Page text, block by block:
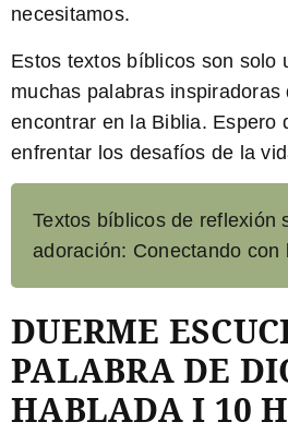
necesitamos.
Estos textos bíblicos son solo
muchas palabras inspiradoras
encontrar en la Biblia. Espero
enfrentar los desafíos de la
Textos bíblicos de reflexión
adoración: Conectando con
DUERME
PALABRA DE
HABLADA I 10